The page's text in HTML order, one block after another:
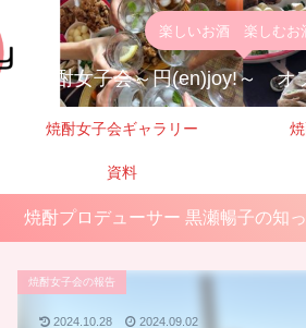
楽しいお酒 楽しむ
焼酎女子会～円(en)joy!～ オ
焼酎女子会ギャラリー
資料
焼酎プロデューサー 黒瀬暢子の知
焼酎女子会の報告
2024.10.28 2024.09.02